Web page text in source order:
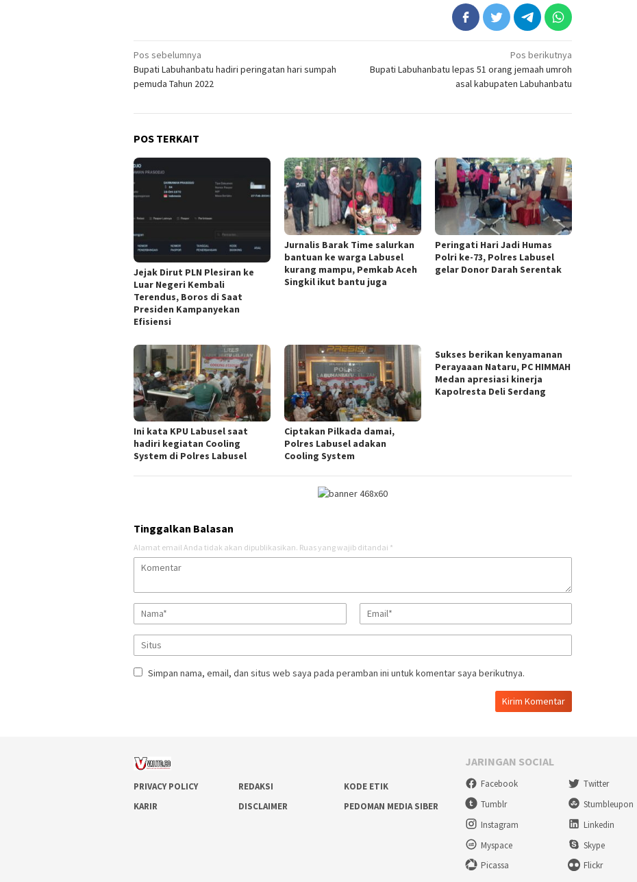
Navigasi
pos
Pos sebelumnya
Bupati Labuhanbatu hadiri peringatan hari sumpah
pemuda Tahun 2022
Pos berikutnya
Bupati Labuhanbatu lepas 51 orang jemaah umroh
asal kabupaten Labuhanbatu
POS TERKAIT
Jejak Dirut PLN Plesiran ke
Luar Negeri Kembali
Terendus, Boros di Saat
Presiden Kampanyekan
Efisiensi
Jurnalis Barak Time salurkan
bantuan ke warga Labusel
kurang mampu, Pemkab Aceh
Singkil ikut bantu juga
Peringati Hari Jadi Humas
Polri ke-73, Polres Labusel
gelar Donor Darah Serentak
Ini kata KPU Labusel saat
hadiri kegiatan Cooling
System di Polres Labusel
Ciptakan Pilkada damai,
Polres Labusel adakan
Cooling System
Sukses berikan kenyamanan
Perayaaan Nataru, PC HIMMAH
Medan apresiasi kinerja
Kapolresta Deli Serdang
Tinggalkan Balasan
Alamat email Anda tidak akan dipublikasikan. Ruas yang wajib ditandai *
Simpan nama, email, dan situs web saya pada peramban ini untuk komentar saya berikutnya.
PRIVACY POLICY REDAKSI
KODE ETIK
KARIR
DISCLAIMER PEDOMAN MEDIA SIBER
JARINGAN SOCIAL
Facebook Twitter
Tumblr
Stumbleupon
Instagram
Linkedin
Myspace
Skype
Picassa
Flickr